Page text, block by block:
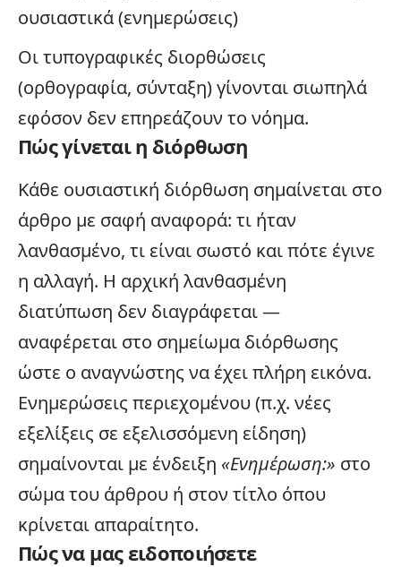
ουσιαστικά (ενημερώσεις)
Οι τυπογραφικές διορθώσεις
(ορθογραφία, σύνταξη) γίνονται σιωπηλά
εφόσον δεν επηρεάζουν το νόημα.
Πώς γίνεται η διόρθωση
Κάθε ουσιαστική διόρθωση σημαίνεται στο
άρθρο με σαφή αναφορά: τι ήταν
λανθασμένο, τι είναι σωστό και πότε έγινε
η αλλαγή. Η αρχική λανθασμένη
διατύπωση δεν διαγράφεται —
αναφέρεται στο σημείωμα διόρθωσης
ώστε ο αναγνώστης να έχει πλήρη εικόνα.
Ενημερώσεις περιεχομένου (π.χ. νέες
εξελίξεις σε εξελισσόμενη είδηση)
σημαίνονται με ένδειξη «Ενημέρωση:» στο
σώμα του άρθρου ή στον τίτλο όπου
κρίνεται απαραίτητο.
Πώς να μας ειδοποιήσετε